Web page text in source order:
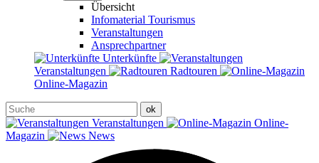
Übersicht
Infomaterial Tourismus
Veranstaltungen
Ansprechpartner
Unterkünfte
Veranstaltungen
Radtouren
Online-Magazin
Veranstaltungen
Online-
Magazin
News